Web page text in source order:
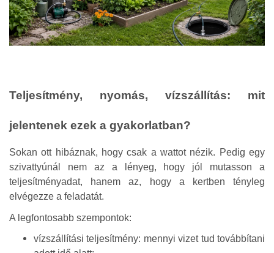
Teljesítmény, nyomás, vízszállítás: mit
jelentenek ezek a gyakorlatban?
Sokan ott hibáznak, hogy csak a wattot nézik. Pedig egy
szivattyúnál nem az a lényeg, hogy jól mutasson a
teljesítményadat, hanem az, hogy a kertben tényleg
elvégezze a feladatát.
A legfontosabb szempontok:
vízszállítási teljesítmény: mennyi vizet tud továbbítani